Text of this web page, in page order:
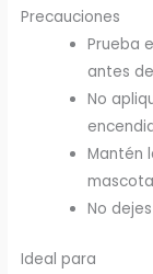
Precauciones
Prueba
antes
No
Mantén
No
Ideal para